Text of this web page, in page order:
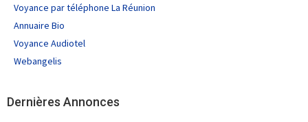
Voyance par téléphone La Réunion
Annuaire Bio
Voyance Audiotel
Webangelis
Dernières Annonces